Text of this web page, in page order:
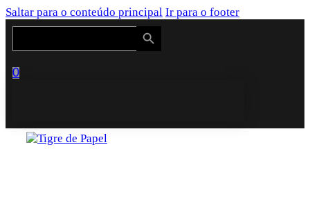
Saltar para o conteúdo principal Ir para o footer
Search
Search Button
0